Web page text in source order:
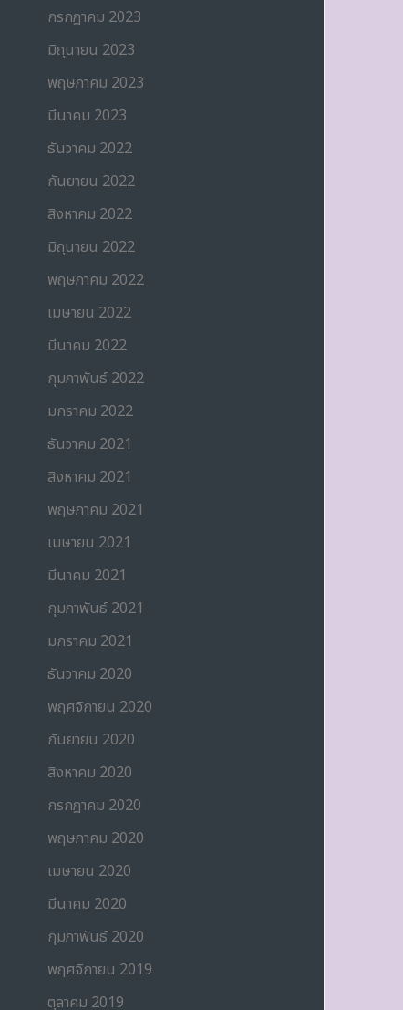
กรกฎาคม 2023
มิถุนายน 2023
พฤษภาคม 2023
มีนาคม 2023
ธันวาคม 2022
กันยายน 2022
สิงหาคม 2022
มิถุนายน 2022
พฤษภาคม 2022
เมษายน 2022
มีนาคม 2022
กุมภาพันธ์ 2022
มกราคม 2022
ธันวาคม 2021
สิงหาคม 2021
พฤษภาคม 2021
เมษายน 2021
มีนาคม 2021
กุมภาพันธ์ 2021
มกราคม 2021
ธันวาคม 2020
พฤศจิกายน 2020
กันยายน 2020
สิงหาคม 2020
กรกฎาคม 2020
พฤษภาคม 2020
เมษายน 2020
มีนาคม 2020
กุมภาพันธ์ 2020
พฤศจิกายน 2019
ตุลาคม 2019